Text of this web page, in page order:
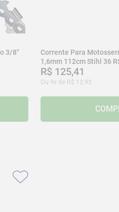
3/8"
Corrente Para
1,6mm 112cm Stihl 36
R$ 125,41
Ou 9x de R$ 13,93